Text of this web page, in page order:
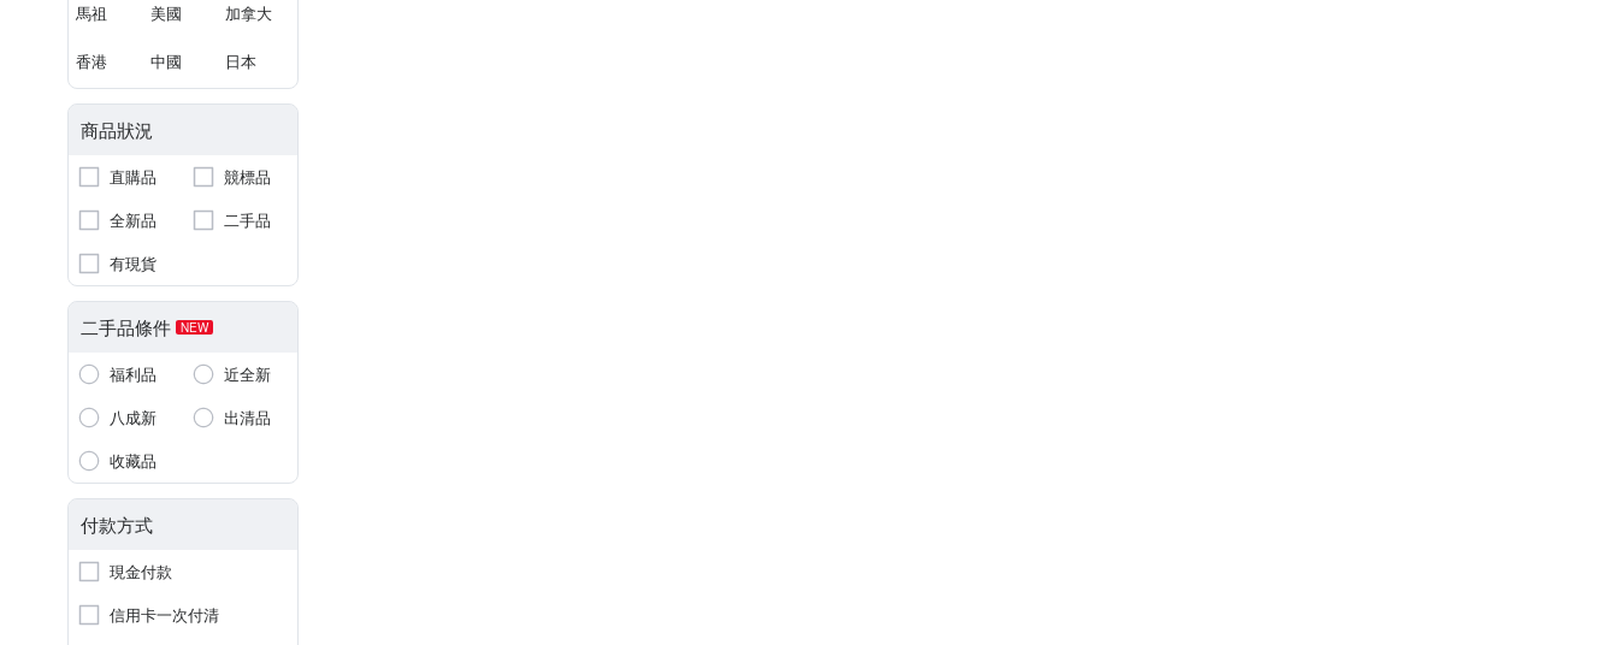
馬祖 美國 加拿大
香港 中國 日本
商品狀況
直購品
競標品
全新品
二手品
有現貨
二手品條件 NEW
福利品
近全新
八成新
出清品
收藏品
付款方式
現金付款
信用卡一次付清